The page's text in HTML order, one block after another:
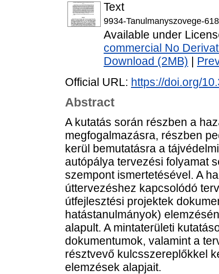
Text
9934-Tanulmanyszovege-
Available under
commercial No
Download (2MB)
Official URL: https://doi.org/
Abstract
A kutatás során részben a
megfogalmazásra, részben
kerül bemutatásra a
autópálya tervezési folyamat
szempont ismertetésével. A
úttervezéshez kapcsolódó
útfejlesztési projektek
hatástanulmányok)
alapult. A mintaterületi
dokumentumok, valamint a
résztvevő kulcsszereplőkkel
elemzések alapjait.